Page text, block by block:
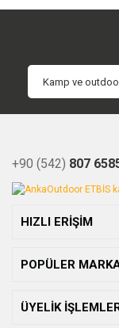
+90 (542) 807
HIZLI ERİŞİM
POPÜLER
ÜYELİK